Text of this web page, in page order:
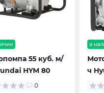
55 куб. м/
HYM 80
0
в
ч